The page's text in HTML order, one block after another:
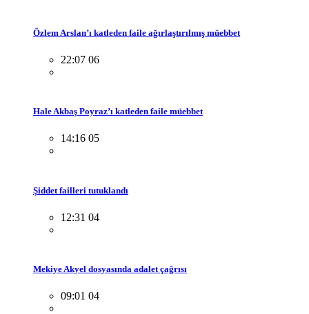
Özlem Arslan’ı katleden faile ağırlaştırılmış müebbet
22:07 06
Hale Akbaş Poyraz’ı katleden faile müebbet
14:16 05
Şiddet failleri tutuklandı
12:31 04
Mekiye Akyel dosyasında adalet çağrısı
09:01 04